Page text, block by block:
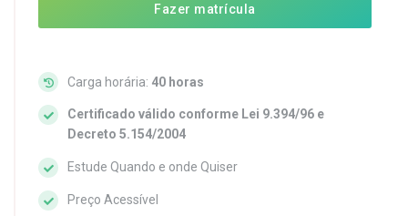
Fazer matrícula
Carga horária: 40 horas
Certificado válido conforme Lei 9.394/96 e
Decreto 5.154/2004
Estude Quando e onde Quiser
Preço Acessível